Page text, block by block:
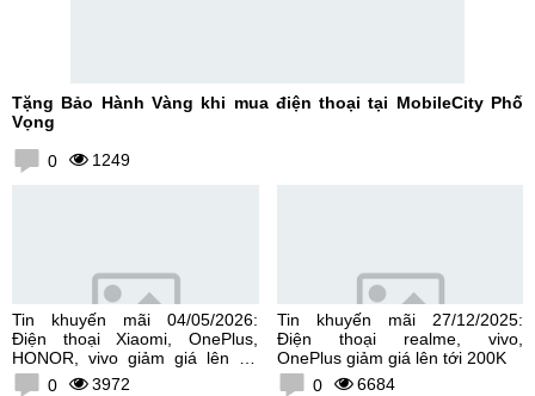
Tặng Bảo Hành Vàng khi mua điện thoại tại MobileCity Phố
Vọng
0 1249
Tin khuyến mãi 04/05/2026:
Điện thoại Xiaomi, OnePlus,
HONOR, vivo giảm giá lên tới
300K0 3972
Tin khuyến mãi 27/12/2025:
Điện thoại realme, vivo,
OnePlus giảm giá lên tới 200K
0
6684